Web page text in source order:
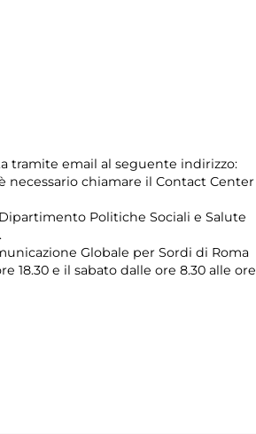
tramite email al seguente indirizzo:
è necessario chiamare il Contact Center
Politiche Sociali e Salute
Globale per Sordi di Roma
18.30 e il sabato dalle ore 8.30 alle ore